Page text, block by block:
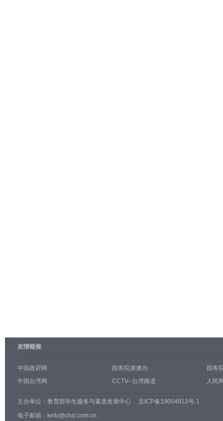
友情链接
中国政府网 国务院港澳办
国务
中国台湾网
CCTV--台湾频道 人民
主办单位： 教育部学生服务与素质发展中心
京ICP备19004913号-1
电子邮箱：kefu@chsi.com.cn